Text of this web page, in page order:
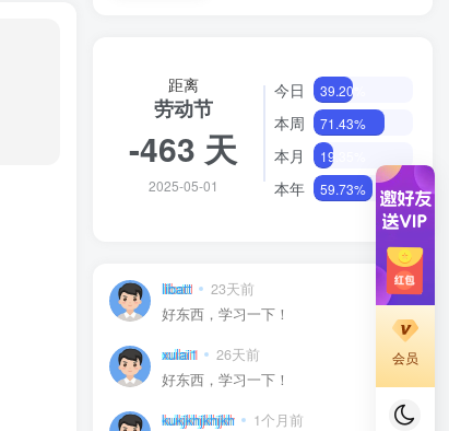
距离
劳动节
-463 天
2025-05-01
今日 39.20%
本周 71.43%
本月 19.35%
本年 59.73%
libatt 23天前
0
好东西，学习一下！
xulai1 26天前
0
好东西，学习一下！
kukjkhjkhjkh 1个月前
0
会员